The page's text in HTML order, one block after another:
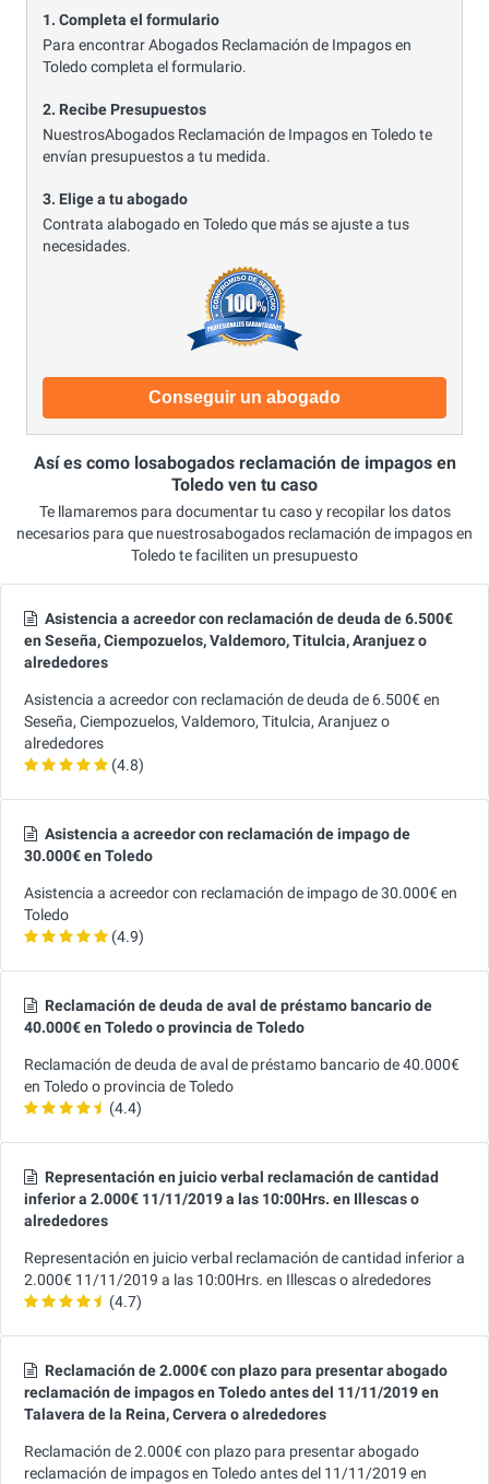
1. Completa el formulario
Para encontrar Abogados Reclamación de Impagos en
Toledo completa el formulario.
2. Recibe Presupuestos
NuestrosAbogados Reclamación de Impagos en Toledo te
envían presupuestos a tu medida.
3. Elige a tu abogado
Contrata alabogado en Toledo que más se ajuste a tus
necesidades.
Conseguir un abogado
Así es como losabogados reclamación de impagos en
Toledo ven tu caso
Te llamaremos para documentar tu caso y recopilar los datos
necesarios para que nuestrosabogados reclamación de impagos en
Toledo te faciliten un presupuesto
Asistencia a acreedor con reclamación de deuda de 6.500€
en Seseña, Ciempozuelos, Valdemoro, Titulcia, Aranjuez o
alrededores
Asistencia a acreedor con reclamación de deuda de 6.500€ en
Seseña, Ciempozuelos, Valdemoro, Titulcia, Aranjuez o
alrededores
(4.8)
Asistencia a acreedor con reclamación de impago de
30.000€ en Toledo
Asistencia a acreedor con reclamación de impago de 30.000€ en
Toledo
(4.9)
Reclamación de deuda de aval de préstamo bancario de
40.000€ en Toledo o provincia de Toledo
Reclamación de deuda de aval de préstamo bancario de 40.000€
en Toledo o provincia de Toledo
(4.4)
Representación en juicio verbal reclamación de cantidad
inferior a 2.000€ 11/11/2019 a las 10:00Hrs. en Illescas o
alrededores
Representación en juicio verbal reclamación de cantidad inferior a
2.000€ 11/11/2019 a las 10:00Hrs. en Illescas o alrededores
(4.7)
Reclamación de 2.000€ con plazo para presentar abogado
reclamación de impagos en Toledo antes del 11/11/2019 en
Talavera de la Reina, Cervera o alrededores
Reclamación de 2.000€ con plazo para presentar abogado
reclamación de impagos en Toledo antes del 11/11/2019 en